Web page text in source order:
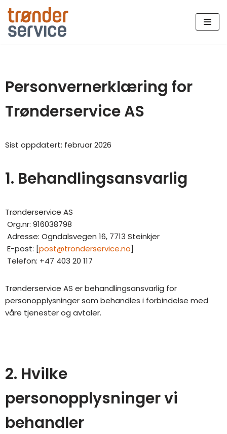
Hopp
til
Personvernerklæring for
Trønderservice AS
Sist oppdatert: februar 2026
1. Behandlingsansvarlig
Trønderservice AS
Org.nr: 916038798
Adresse: Ogndalsvegen 16, 7713 Steinkjer
E-post: [post@tronderservice.no]
Telefon: +47 403 20 117
Trønderservice AS er behandlingsansvarlig for
personopplysninger som behandles i forbindelse med
våre tjenester og avtaler.
2. Hvilke
personopplysninger vi
behandler